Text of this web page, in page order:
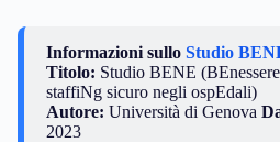
Informazioni sullo Studio
Titolo: Studio BENE
staffiNg sicuro negli ospEdali)
Autore: Università di Genova
2023